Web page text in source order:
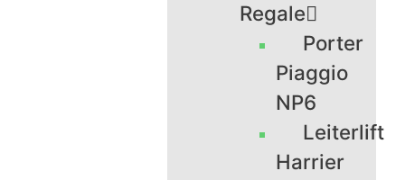
Regale
Porter
Piaggio
NP6
Leiterlift
Harrier